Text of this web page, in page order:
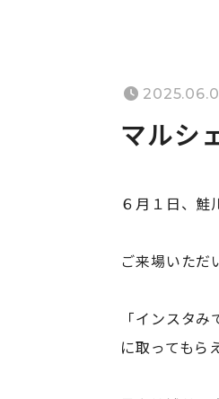
マルシ
６月１日、鮭
ご来場いただ
「インスタ
に取ってもら